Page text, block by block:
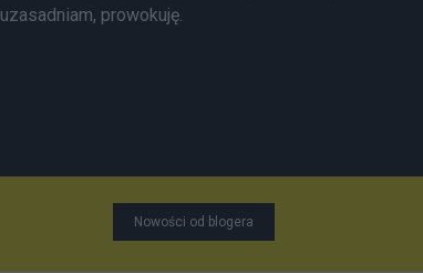
uzasadniam, prowokuję.
Nowości od blogera